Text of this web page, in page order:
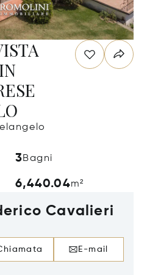
3Bagni
6,440.04m²
Cavalieri
E-mail